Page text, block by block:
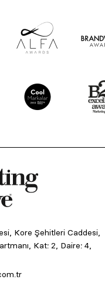
Kore Şehitleri Caddesi,
Kat: 2, Daire: 4,